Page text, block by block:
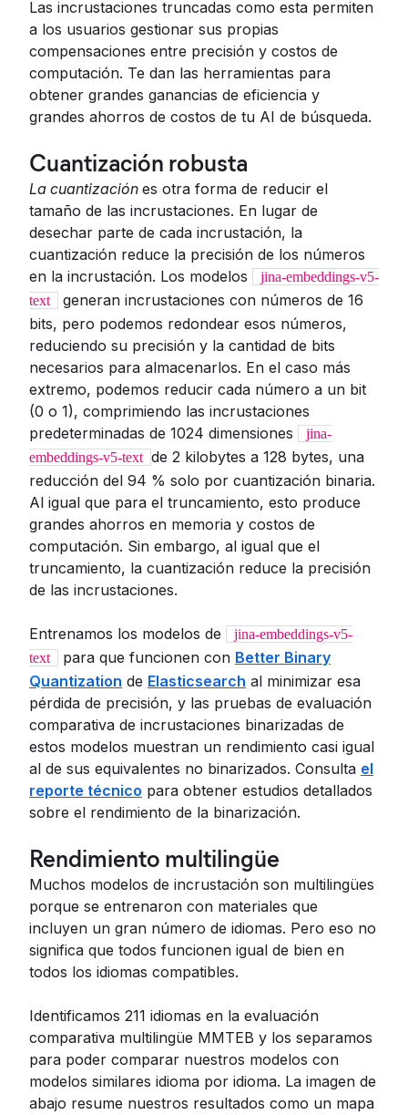
Las incrustaciones truncadas como esta permiten
a los usuarios gestionar sus propias
compensaciones entre precisión y costos de
computación. Te dan las herramientas para
obtener grandes ganancias de eficiencia y
grandes ahorros de costos de tu AI de búsqueda.
Cuantización robusta
La cuantización es otra forma de reducir el
tamaño de las incrustaciones. En lugar de
desechar parte de cada incrustación, la
cuantización reduce la precisión de los números
en la incrustación. Los modelos
jina-embeddings-v5-
text
generan incrustaciones con números de 16
bits, pero podemos redondear esos números,
reduciendo su precisión y la cantidad de bits
necesarios para almacenarlos. En el caso más
extremo, podemos reducir cada número a un bit
(0 o 1), comprimiendo las incrustaciones
predeterminadas de 1024 dimensiones
jina-
embeddings-v5-text de 2 kilobytes a 128 bytes, una
reducción del 94 % solo por cuantización binaria.
Al igual que para el truncamiento, esto produce
grandes ahorros en memoria y costos de
computación. Sin embargo, al igual que el
truncamiento, la cuantización reduce la precisión
de las incrustaciones.
Entrenamos los modelos de
jina-embeddings-v5-
text
para que funcionen con Better Binary
Quantization de Elasticsearch al minimizar esa
pérdida de precisión, y las pruebas de evaluación
comparativa de incrustaciones binarizadas de
estos modelos muestran un rendimiento casi igual
al de sus equivalentes no binarizados. Consulta el
reporte técnico para obtener estudios detallados
sobre el rendimiento de la binarización.
Rendimiento multilingüe
Muchos modelos de incrustación son multilingües
porque se entrenaron con materiales que
incluyen un gran número de idiomas. Pero eso no
significa que todos funcionen igual de bien en
todos los idiomas compatibles.
Identificamos 211 idiomas en la evaluación
comparativa multilingüe MMTEB y los separamos
para poder comparar nuestros modelos con
modelos similares idioma por idioma. La imagen de
abajo resume nuestros resultados como un mapa